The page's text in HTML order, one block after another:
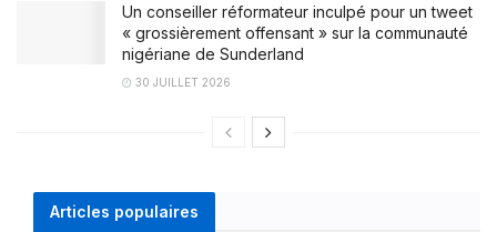
Un conseiller réformateur inculpé pour un tweet
« grossièrement offensant » sur la communauté
nigériane de Sunderland
30 JUILLET 2026
Articles populaires